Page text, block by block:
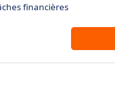
financières